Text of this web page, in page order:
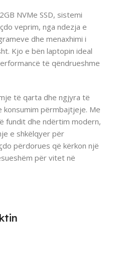
NVMe SSD, sistemi
veprim, nga ndezja e
dhe menaxhimi i
Kjo e bën laptopin ideal
të qëndrueshme
të qarta dhe ngjyra të
përmbajtjeje. Me
fundit dhe ndërtim modern,
e shkëlqyer për
përdorues që kërkon një
për vitet në